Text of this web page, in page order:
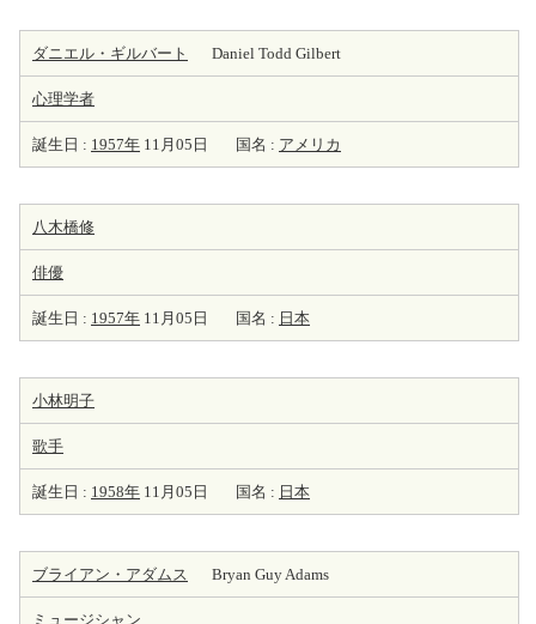
ダニエル・ギルバート Daniel Todd Gilbert
心理学者
誕生日 : 1957年 11月05日 国名 : アメリカ
八木橋修
俳優
誕生日 : 1957年 11月05日 国名 : 日本
小林明子
歌手
誕生日 : 1958年 11月05日 国名 : 日本
ブライアン・アダムス Bryan Guy Adams
ミュージシャン